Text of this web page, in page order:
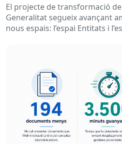
El projecte de transformació de
Generalitat segueix avançant
nous espais: l’espai Entitats i